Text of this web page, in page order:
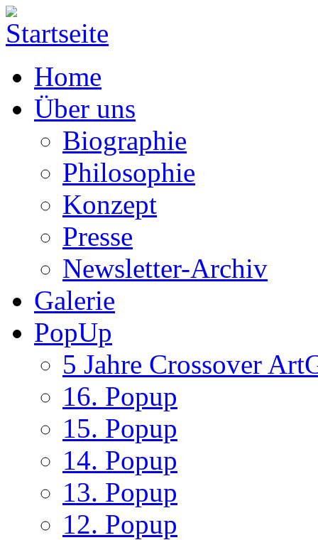
Home
Über uns
Biographie
Philosophie
Konzept
Presse
Newsletter-Archiv
Galerie
PopUp
5 Jahre Crossover
16. Popup
15. Popup
14. Popup
13. Popup
12. Popup